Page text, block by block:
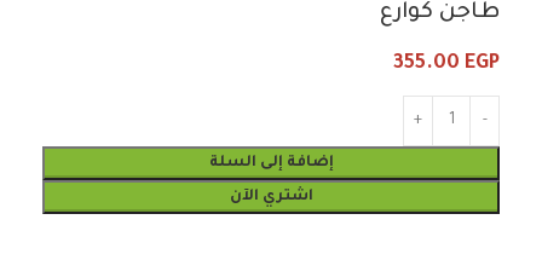
طاجن كوارع
355.00 EGP
إضافة إلى السلة
اشتري الآن